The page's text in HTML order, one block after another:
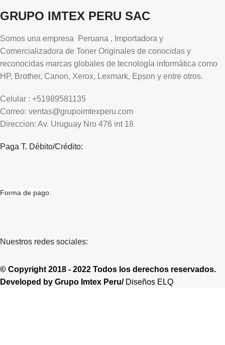
GRUPO IMTEX PERU SAC
Somos una empresa Peruana , Importadora y
Comercializadora de Toner Originales de conocidas y
reconocidas marcas globales de tecnología informática como
HP, Brother, Canon, Xerox, Lexmark, Epson y entre otros.
Celular : +51989581135
Correo: ventas@grupoimtexperu.com
Direccion: Av. Uruguay Nro 476 int 18
Paga T. Débito/Crédito:
Forma de pago:
Nuestros redes sociales:
© Copyright 2018 - 2022 Todos los derechos reservados.
Developed by Grupo Imtex Peru/ Diseños ELQ